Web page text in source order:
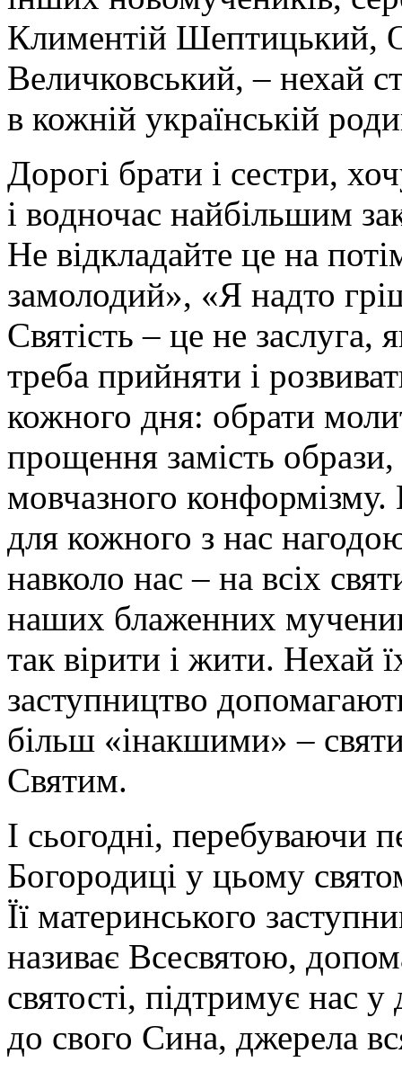
Климентій Шептицький,
Величковський, – нехай
в кожній українській
Дорогі брати і сестри,
і водночас найбільшим
Не відкладайте це на
замолодий», «Я надто
Святість – це не заслуга,
треба прийняти і
кожного дня: обрати
прощення замість образи,
мовчазного конформізму.
для кожного з нас
навколо нас – на всіх
наших блаженних
так вірити і жити. Нехай
заступництво
більш «інакшими» –
Святим.
І сьогодні, перебуваючи
Богородиці у цьому
Її материнського
називає Всесвятою,
святості, підтримує нас
до свого Сина, джерела